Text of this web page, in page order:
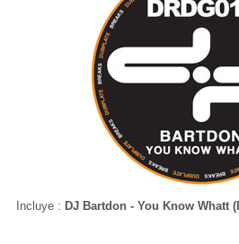
Incluye : DJ Bartdon - You Know Whatt